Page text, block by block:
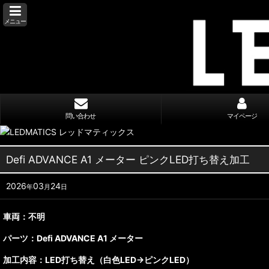
メニュー
問い合わせ マイページ
Defi ADVANCE A1 メーター ピンクLED打ち替え加工
2026年03 月 24日
車両：不明
パーツ： Defi ADVANCE A1 メーター
加工内容： LED打ち替え（白色LED→ピンクLED）